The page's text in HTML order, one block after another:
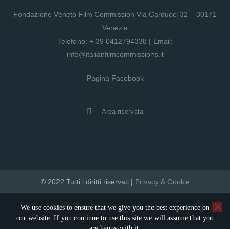
Fondazione Veneto Film Commission Via Carducci 32 – 30171
Venezia
Telefono: + 39 0412794338 | Email:
info@italianfilmcommissions.it
Pagina Facebook
Area riservata
© 2022 Tutti i diritti riservati | Privacy & Cookie
We use cookies to ensure that we give you the best experience on
our website. If you continue to use this site we will assume that you